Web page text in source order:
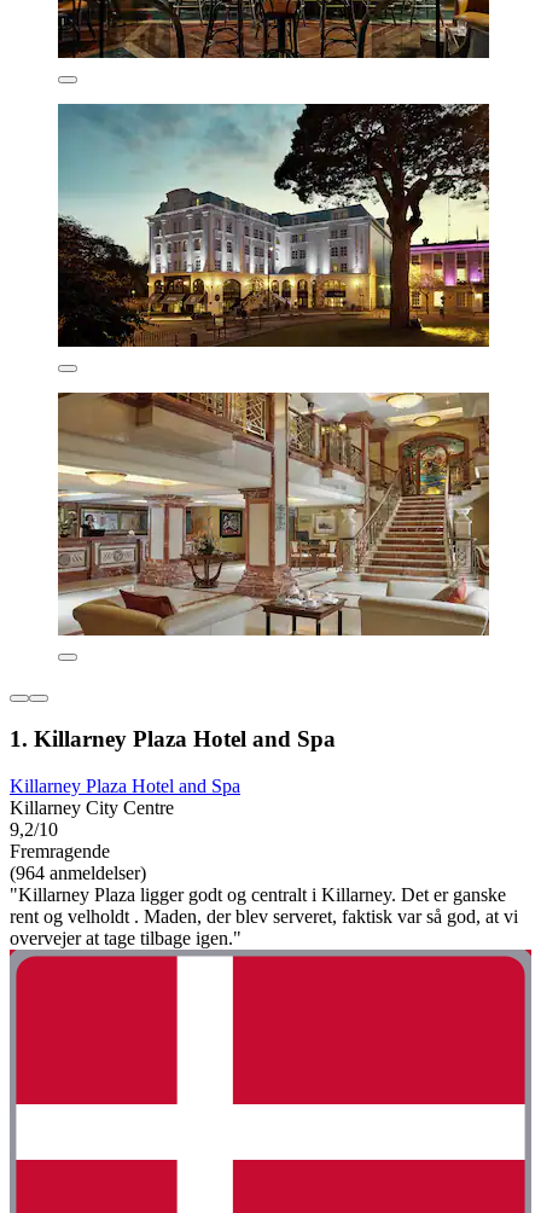
1. Killarney Plaza Hotel and Spa
Killarney Plaza Hotel and Spa
Killarney City Centre
9,2/10
Fremragende
(964 anmeldelser)
"Killarney Plaza ligger godt og centralt i Killarney. Det er ganske
rent og velholdt . Maden, der blev serveret, faktisk var så god, at vi
overvejer at tage tilbage igen."